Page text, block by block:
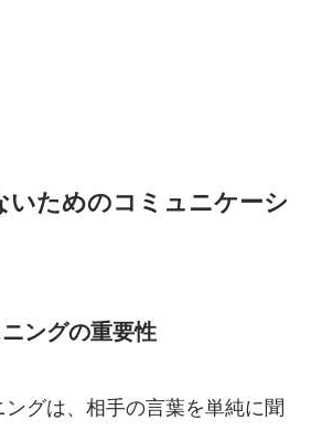
いためのコミュニケーシ
ングの重要性
グは、相手の言葉を単純に聞